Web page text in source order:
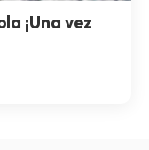
¡Una vez